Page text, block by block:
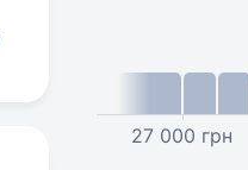
27 000 грн